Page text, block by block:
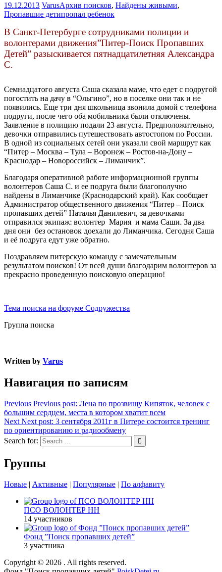
19.12.2013 VarusАрхив поисков, Найдены живыми,
Пропавшие детипропал ребенок
В Санкт-Петербурге сотрудниками полиции и
волонтерами движения”Питер-Поиск Пропавших
Детей” разыскивается пятнадцатилетняя Александра
С.
Семнадцатого августа Саша сказала маме, что едет с подругой
погостить на дачу в “Ольгино”, но в поселке они так и не
появились. Еще три дня школьница звонила домой с телефона
подруги, после чего оба мобильника были отключены.
Заявление в полицию подали 23 августа. Предположительно,
девочки отправились путешествовать автостопом по России.
В одной из социальных сетей они указали свой маршрут как
“Питер – Москва – Тула – Воронеж – Ростов-на-Дону –
Краснодар – Новороссийск – Лиманчик”.
Благодаря оперативной работе информационной группы
волонтеров Саша С. и ее подруга были благополучно
найдены в Лиманчике (Краснодарский край). Как сообщает
Администратор общественного движения “Питер – Поиск
пропавших детей” Наталья Данилевич, за девочками
отправился экипаж: волонтер Мария и мама Саши. За два
дня они без остановок доехали до Лиманчика. Сегодня Саша
и её подруга едут уже обратно.
Поздравляем питерскую команду с замечательным
результатом поисков! От всей души благодарим волонтеров за
прекрасно проведенную поисковую операцию!
Тема поиска на форуме Содружества
Группа поиска
Written by Varus
Навигация по записям
Previous Previous post: Лена по прозвищу Кипяток, человек с
большим сердцем, места в котором хватит всем
Next Next post: 3 сентября 2011г в Питере состоится тренинг
по ориентированию и радиообмену
Search for:
Группы
Новые | Активные | Популярные | По алфавиту
ПСО ВОЛОНТЕР НН
14 участников
Фонд ”Поиск пропавших детей”
3 участника
Copyright © 2026 . All rights reserved.